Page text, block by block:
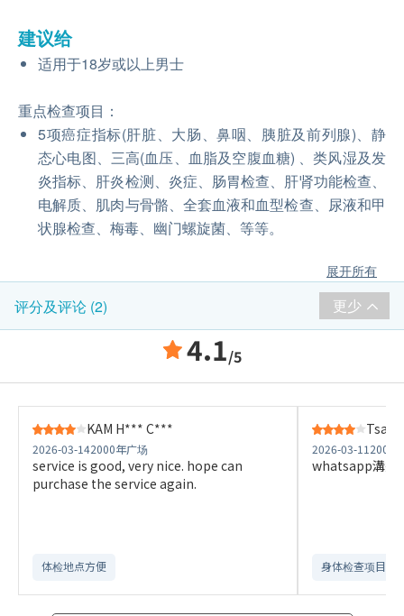
建议给
适用于18岁或以上男士
重点检查项目：
5项癌症指标(肝脏、大肠、鼻咽、胰脏及前列腺)、静
态心电图、三高(血压、血脂及空腹血糖) 、类风湿及发
炎指标、肝炎检测、炎症、肠胃检查、肝肾功能检查、
电解质、肌肉与骨骼、全套血液和血型检查、尿液和甲
状腺检查、梅毒、幽门螺旋菌、等等。
展开所有
评分及评论 (2) 更少
4.1/5
KAM H*** C***
2026-03-142000年广场
service is good, very nice. hope can
purchase the service again.
体检地点方便
2026-03-11 2000
whatsapp溝通
身体检查项目全